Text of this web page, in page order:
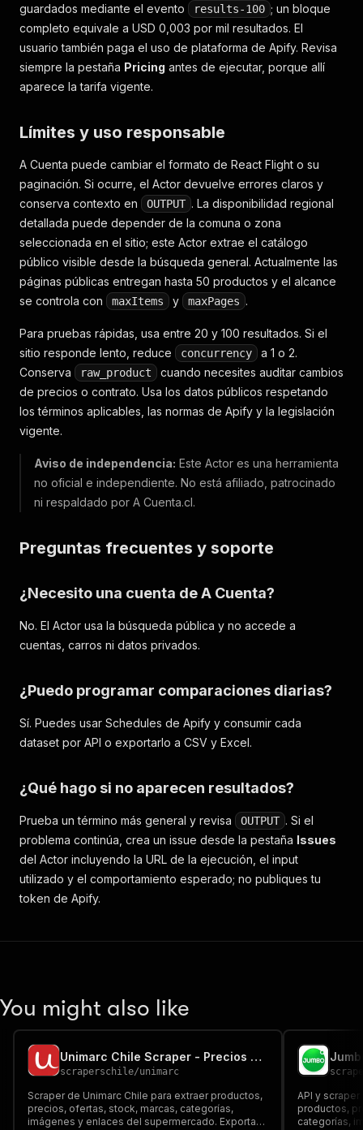
guardados mediante el evento
results-100 ; un bloque
completo equivale a USD 0,003 por mil resultados. El
usuario también paga el uso de plataforma de Apify. Revisa
siempre la pestaña Pricing antes de ejecutar, porque allí
aparece la tarifa vigente.
Límites y uso responsable
A Cuenta puede cambiar el formato de React Flight o su
paginación. Si ocurre, el Actor devuelve errores claros y
conserva contexto en
OUTPUT . La disponibilidad regional
detallada puede depender de la comuna o zona
seleccionada en el sitio; este Actor extrae el catálogo
público visible desde la búsqueda general. Actualmente las
páginas públicas entregan hasta 50 productos y el alcance
se controla con
maxItems y maxPages .
Para pruebas rápidas, usa entre 20 y 100 resultados. Si el
sitio responde lento, reduce
concurrency
a 1 o 2.
Conserva
raw_product
cuando necesites auditar cambios
de precios o contrato. Usa los datos públicos respetando
los términos aplicables, las normas de Apify y la legislación
vigente.
Aviso de independencia: Este Actor es una herramienta
no oficial e independiente. No está afiliado, patrocinado
ni respaldado por A Cuenta.cl.
Preguntas frecuentes y soporte
¿Necesito una cuenta de A Cuenta?
No. El Actor usa la búsqueda pública y no accede a
cuentas, carros ni datos privados.
¿Puedo programar comparaciones diarias?
Sí. Puedes usar Schedules de Apify y consumir cada
dataset por API o exportarlo a CSV y Excel.
¿Qué hago si no aparecen resultados?
Prueba un término más general y revisa OUTPUT . Si el
problema continúa, crea un issue desde la pestaña Issues
del Actor incluyendo la URL de la ejecución, el input
utilizado y el comportamiento esperado; no publiques tu
token de Apify.
You might also like
Unimarc Chile Scraper - Precios de Supermercado
scraperschile/unimarc
Scraper de Unimarc Chile para extraer productos,
precios, ofertas, stock, marcas, categorías,
imágenes y enlaces del supermercado. Exporta
API y
productos,
categorías,